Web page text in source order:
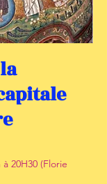
20H30 (Florie